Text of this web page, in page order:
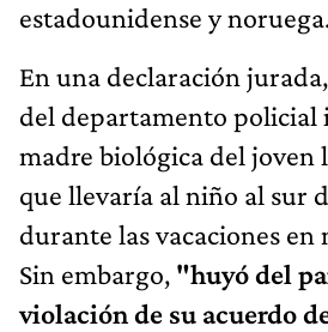
estadounidense y
En una declaración
del departamento policial
madre biológica del joven
que llevaría al niño al sur
durante las vacaciones en
Sin embargo, "huyó del
violación de su acuerdo